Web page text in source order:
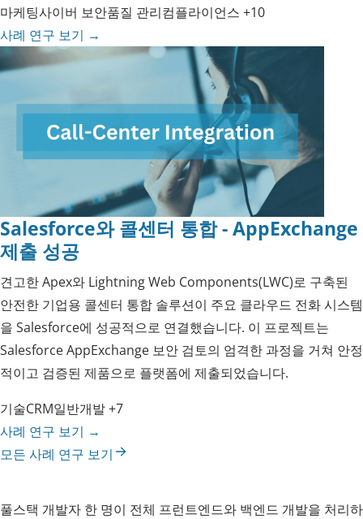
마케팅사이버 보안품질 관리컴플라이언스 +10
사례 연구 보기 →
Salesforce와 콜센터 통합 - AppExchange
제출 성공
견고한 Apex와 Lightning Web Components(LWC)로 구축된
안전한 기업용 콜센터 통합 솔루션이 주요 클라우드 전화 시스템
을 Salesforce에 성공적으로 연결했습니다. 이 프로젝트는
Salesforce AppExchange 보안 검토의 엄격한 과정을 거쳐 안정
적이고 검증된 제품으로 플랫폼에 제출되었습니다.
기술CRM일반개발+7
사례 연구 보기 →
모든 사례 연구 보기
풀스택 개발자 한 명이 전체 프런트엔드와 백엔드 개발을 처리하